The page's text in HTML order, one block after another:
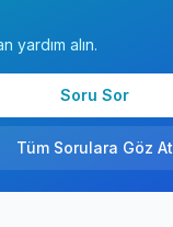
yardım alın.
Soru Sor
Tüm Sorulara Göz At